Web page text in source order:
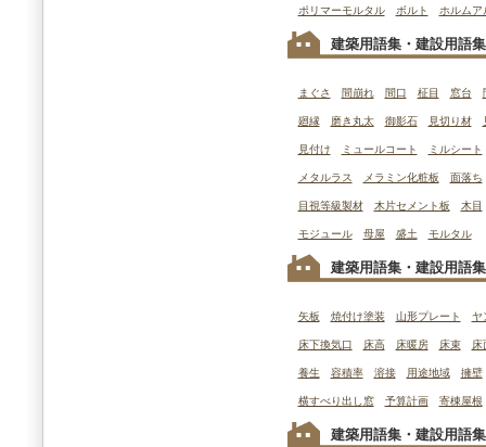
ポリマーモルタル ボルト ホルムア
建築用語集・建設用語
まぐさ 間崩れ 間口 柾目 窓台
廻縁 磨き丸太 御影石 見切り材
見付け ミュールコート ミルシート
メタルラス メラミン化粧板 面落ち
目視等級製材 木片セメント板 木目
モジュール 母屋 盛土 モルタル
建築用語集・建設用語
矢板 焼付け塗装 山形プレート ヤ
床下換気口 床高 床暖房 床束 床
養生 容積率 溶接 用途地域 擁壁
横すべり出し窓 予算計画 寄棟屋根
建築用語集・建設用語